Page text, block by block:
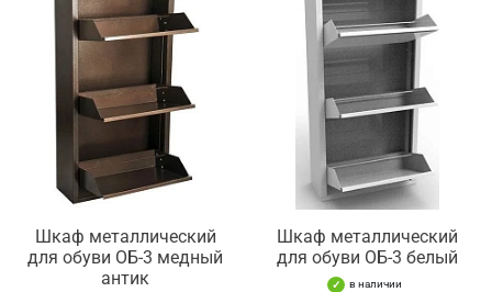
Шкаф металлический
для обуви ОБ-3 медный
антик
Шкаф металлический
для обуви ОБ-3 белый
в наличии